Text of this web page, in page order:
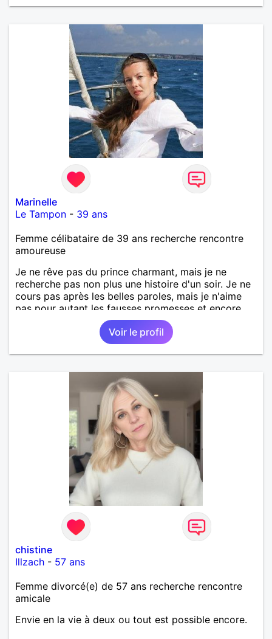
Marinelle
Le Tampon - 39 ans
Femme célibataire de 39 ans recherche rencontre
amoureuse
Je ne rêve pas du prince charmant, mais je ne
recherche pas non plus une histoire d'un soir. Je ne
cours pas après les belles paroles, mais je n'aime
pas pour autant les fausses promesses et encore
moins les mensonges ! Même si je garde les pieds
sur terre, je crois quand même aux belles choses et
à la magie des belles rencontres.
Voir le profil
chistine
Illzach - 57 ans
Femme divorcé(e) de 57 ans recherche rencontre
amicale
Envie en la vie à deux ou tout est possible encore.